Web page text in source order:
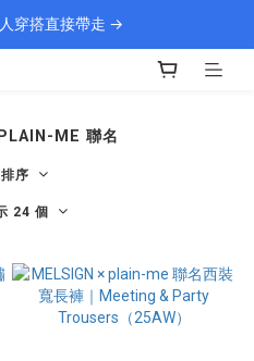
送 $100 購物金
穿搭直接帶走 →
ME 聯名
序
24 個